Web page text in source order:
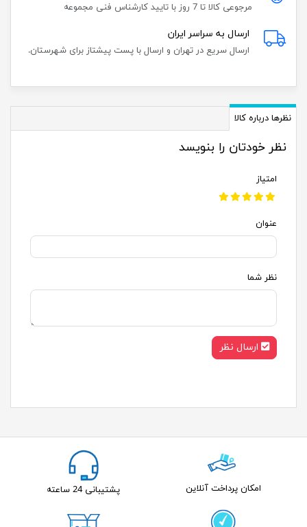
مرجوعی کالا تا 7 روز با تایید کارشناس فنی مجموعه
ارسال به سراسر ایران
ارسال سریع در تهران و ارسال با پست پیشتاز برای شهرستان.
نظرها درباره کالا
نظر خودتان را بنویسد
امتیاز
عنوان
نظر شما
ارسال نظر
امکان پرداخت آنلاین پشتیبانی 24 ساعته